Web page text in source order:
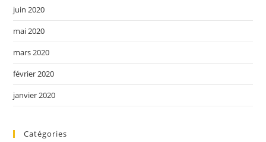
juin 2020
mai 2020
mars 2020
février 2020
janvier 2020
Catégories